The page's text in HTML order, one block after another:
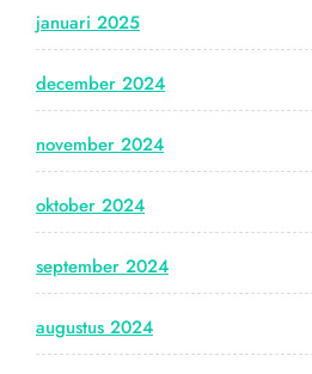
januari 2025
december 2024
november 2024
oktober 2024
september 2024
augustus 2024